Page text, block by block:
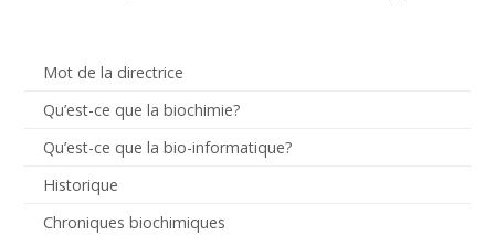
Mot de la directrice
Qu’est-ce que la biochimie?
Qu’est-ce que la bio-informatique?
Historique
Chroniques biochimiques